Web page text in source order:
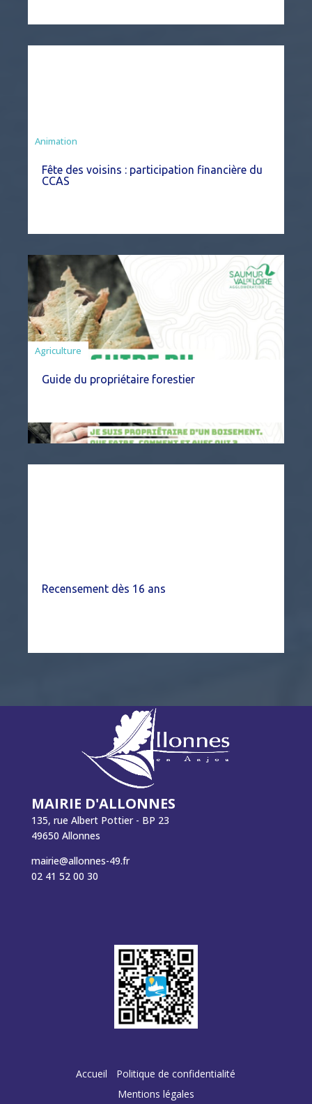
Animation
Fête des voisins : participation financière du
CCAS
Agriculture
Guide du propriétaire forestier
Recensement dès 16 ans
MAIRIE D'ALLONNES
135, rue Albert Pottier - BP 23
49650 Allonnes
mairie@allonnes-49.fr
02 41 52 00 30
Accueil
Politique de confidentialité
Mentions légales